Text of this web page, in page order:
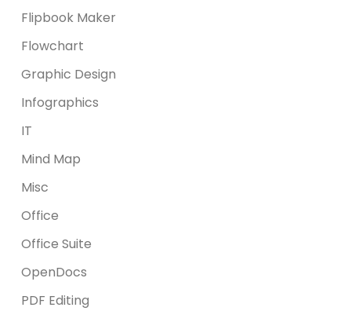
Flipbook Maker
Flowchart
Graphic Design
Infographics
IT
Mind Map
Misc
Office
Office Suite
OpenDocs
PDF Editing